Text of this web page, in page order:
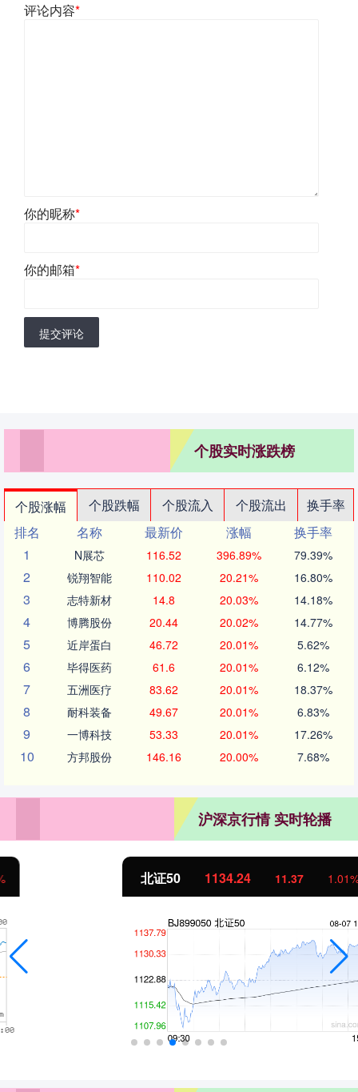
评论内容*
你的昵称*
你的邮箱*
提交评论
个股实时涨跌榜
个股涨幅 个股跌幅 个股流入 个股流出
换手率
排名
名称 最新价 涨幅
换手率
1
N展芯 116.52 396.89% 79.39%
2 锐翔智能 110.02 20.21% 16.80%
3 志特新材 14.8 20.03% 14.18%
4 博腾股份 20.44 20.02% 14.77%
5 近岸蛋白 46.72 20.01% 5.62%
6 毕得医药 61.6 20.01% 6.12%
7 五洲医疗 83.62 20.01% 18.37%
8 耐科装备 49.67 20.01% 6.83%
9 一博科技 53.33 20.01% 17.26%
10 方邦股份 146.16 20.00% 7.68%
沪深京行情 实时轮播
1134.24 11.37 1.01%